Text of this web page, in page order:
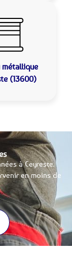
métallique
(13600)
à Ceyreste.
en moins de